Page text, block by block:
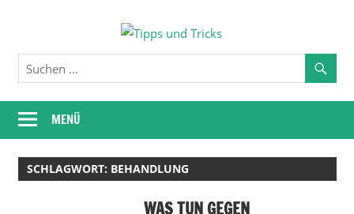
springen
und
Tricks
MENÜ
SCHLAGWORT: BEHANDLUNG
WAS TUN GEGEN